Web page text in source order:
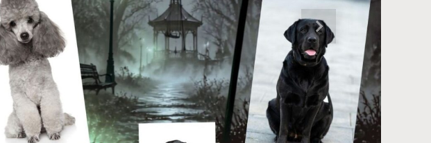
Nächster